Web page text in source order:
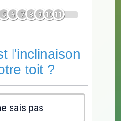
5 6 7 8 9 10 11
l'inclinaison
toit ?
sais pas